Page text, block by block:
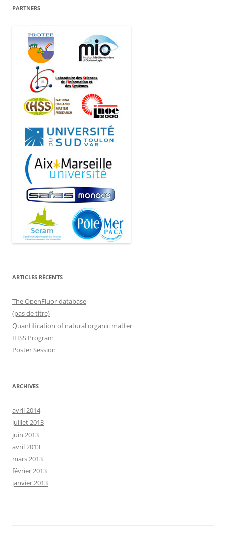
PARTNERS
ARTICLES RÉCENTS
The OpenFluor database
(pas de titre)
Quantification of natural organic matter
IHSS Program
Poster Session
ARCHIVES
avril 2014
juillet 2013
juin 2013
avril 2013
mars 2013
février 2013
janvier 2013